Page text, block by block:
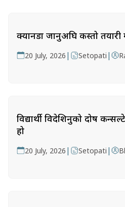
क्यानडा जानुअघि कस्तो तयारी
20 July, 2026 | Setopati |
विद्यार्थी विदेशिनुको दोष
हो
20 July, 2026 | Setopati |